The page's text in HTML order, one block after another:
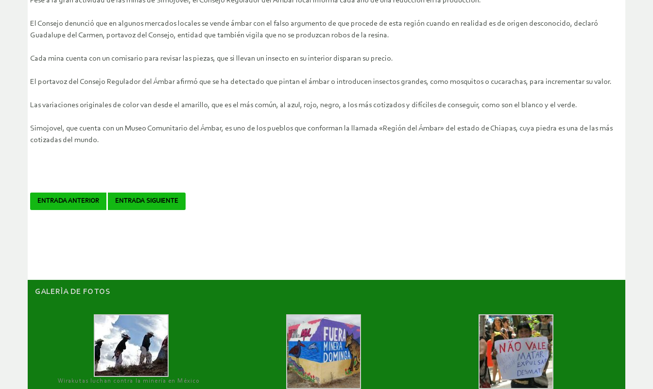
El Consejo denunció que en algunos mercados locales se vende ámbar con el falso argumento de que procede de esta región cuando en realidad es de origen desconocido, declaró
Guadalupe del Carmen, portavoz del Consejo, entidad que también vigila que no se produzcan robos de la resina.
Cada mina cuenta con un comisario para revisar las piezas, que si llevan un insecto en su interior disparan su precio.
El portavoz del Consejo Regulador del Ámbar afirmó que se ha detectado que pintan el ámbar o introducen insectos grandes, como mosquitos o cucarachas, para incrementar su valor.
Las variaciones originales de color van desde el amarillo, que es el más común, al azul, rojo, negro, a los más cotizados y difíciles de conseguir, como son el blanco y el verde.
Simojovel, que cuenta con un Museo Comunitario del Ámbar, es uno de los pueblos que conforman la llamada «Región del Ámbar» del estado de Chiapas, cuya piedra es una de las más
cotizadas del mundo.
Navegador
ENTRADA ANTERIOR ENTRADA SIGUIENTE
GALERÌA DE FOTOS
Wirakutas luchan contra la minería en México